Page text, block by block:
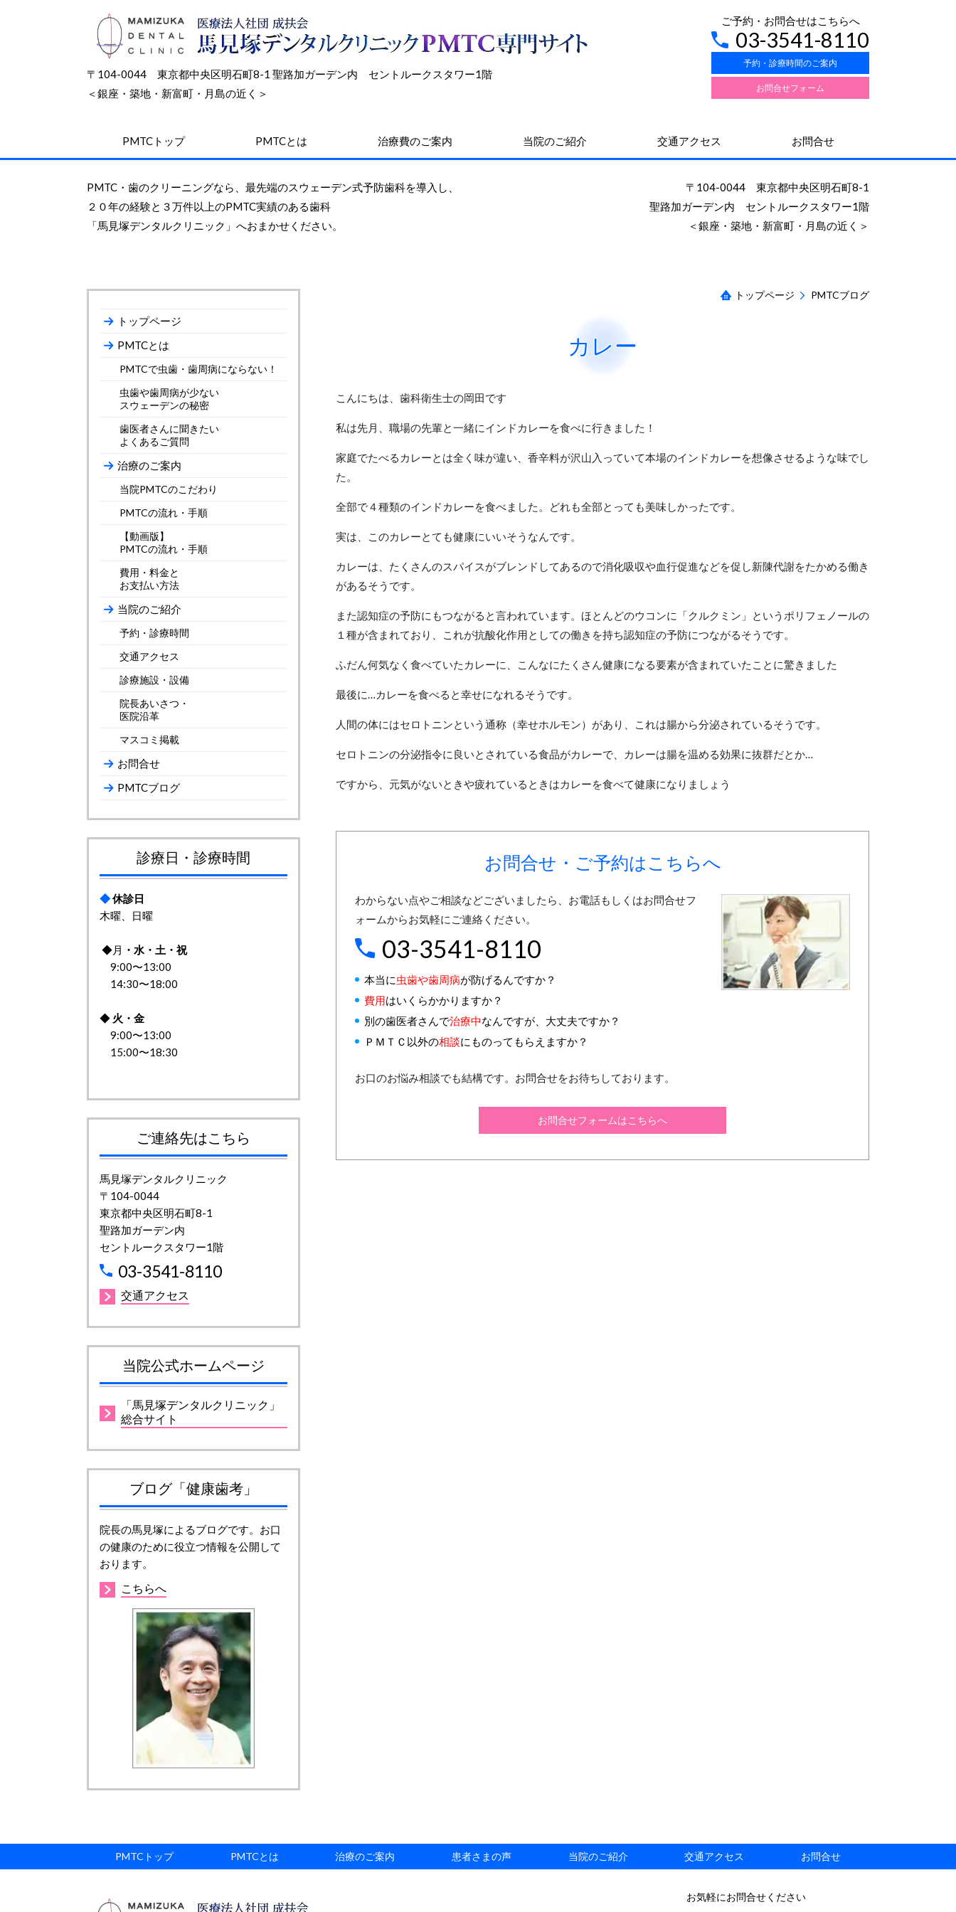
〒104-0044 東京都中央区明石町8-1 聖路加ガーデン内 セントルークスタワー1階
＜銀座・築地・新富町・月島の近く＞
ご予約・お問合せはこちらへ
03-3541-8110
予約・診療時間のご案内
お問合せフォーム
PMTCトップ PMTCとは 治療費のご案内 当院のご紹介 交通アクセス お問合せ
PMTC ・ 歯のクリーニングなら、 最先端のスウェーデン式予防歯科を導入し、
２０年の経験と ３万件以上のPMTC実績のある歯科
「馬見塚デンタルクリニック」へおまかせください。
〒104-0044 東京都中央区明石町8-1
聖路加ガーデン内 セントルークスタワー1階
＜銀座・築地・新富町・月島の近く＞
トップページ PMTCブログ
カレー
こんにちは、歯科衛生士の岡田です
私は先月、職場の先輩と一緒にインドカレーを食べに行きました！
家庭でたべるカレーとは全く味が違い、香辛料が沢山入っていて本場のインドカレーを想像させるような味でし
た。
全部で４種類のインドカレーを食べました。 どれも全部とっても美味しかったです。
実は、このカレーとても健康にいいそうなんです。
カレーは、たくさんのスパイスがブレンドしてあるので消化吸収や血行促進などを促し新陳代謝をたかめる働き
があるそうです。
また認知症の予防にもつながると言われています。ほとんどのウコンに「クルクミン」というポリフェノールの
１種が含まれており、これが抗酸化作用としての働きを持ち認知症の予防につながるそうです。
ふだん何気なく食べていたカレーに、こんなにたくさん健康になる要素が含まれていたことに驚きました
最後に…カレーを食べると幸せになれるそうです。
人間の体にはセロトニンという通称（幸せホルモン）があり、これは腸から分泌されているそうです。
セロトニンの分泌指令に良いとされている食品がカレーで、カレーは腸を温める効果に抜群だとか…
ですから、元気がないときや疲れているときはカレーを食べて健康になりましょう
お問合せ・ご予約はこちらへ
わからない点やご相談などございましたら、お電話もしくはお問合せフ
ォームからお気軽にご連絡ください。
03-3541-8110
本当に虫歯や歯周病が防げるんですか？
費用はいくらかかりますか？
別の歯医者さんで治療中なんですが、大丈夫ですか？
ＰＭＴＣ以外の相談にものってもらえますか？
お口のお悩み相談でも結構です。お問合せをお待ちしております。
お問合せフォームはこちらへ
トップページ
PMTCとは
PMTCで虫歯・歯周病にならない！
虫歯や歯周病が少ない
スウェーデンの秘密
歯医者さんに聞きたい
よくあるご質問
治療のご案内
当院PMTCのこだわり
PMTCの流れ・手順
【動画版】
PMTCの流れ・手順
費用・料金と
お支払い方法
当院のご紹介
予約・診療時間
交通アクセス
診療施設・設備
院長あいさつ・
医院沿革
マスコミ掲載
お問合せ
PMTCブログ
診療日・診療時間
◆休診日
木曜、日曜
◆月 ・ 水・土・祝
9:00〜13:00
14:30〜18:00
◆ 火・金
9:00〜13:00
15:00〜18:30
ご連絡先はこちら
馬見塚デンタルクリニック
〒104-0044
東京都中央区明石町8-1
聖路加ガーデン内
セントルークスタワー1階
03-3541-8110
交通アクセス
当院公式ホームページ
「馬見塚デンタルクリニック」
総合サイト
ブログ「健康歯考」
院長の馬見塚によるブログです。お口
の健康のために役立つ情報を公開して
おります。
こちらへ
PMTCトップ PMTCとは 治療のご案内 患者さまの声 当院のご紹介 交通アクセス お問合せ
お気軽にお問合せください